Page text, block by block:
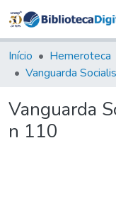
Início Hemeroteca
Vanguarda
Vanguarda
n 110